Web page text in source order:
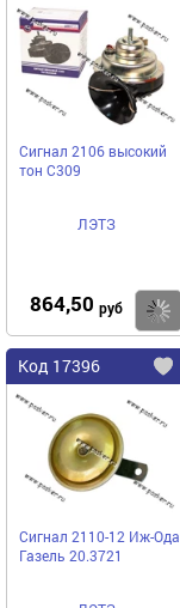
Сигнал 2106 высокий
тон С309
ЛЭТЗ
864,50 руб
Код 17396
Сигнал 2110-12 Иж-Ода
Газель 20.3721